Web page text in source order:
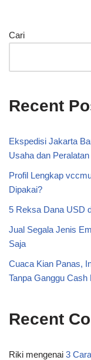
Cari
Recent
Ekspedisi Jakarta
Usaha dan Peralatan
Profil Lengkap
Dipakai?
5 Reksa Dana USD
Jual Segala Jenis
Saja
Cuaca Kian Panas,
Tanpa Ganggu Cash
Recent
Riki mengenai 3